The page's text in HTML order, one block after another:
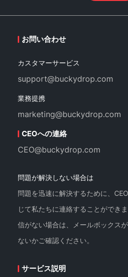
お問い合わせ
カスタマーサービス
support@buckydrop.com
業務提携
marketing@buckydrop.com
CEOへの連絡
CEO@buckydrop.com
問題が解決しない場合は
問題を迅速に解決するために、
じて私たちに連絡することができ
信がない場合は、メールボックス
ないかご確認ください。
サービス説明